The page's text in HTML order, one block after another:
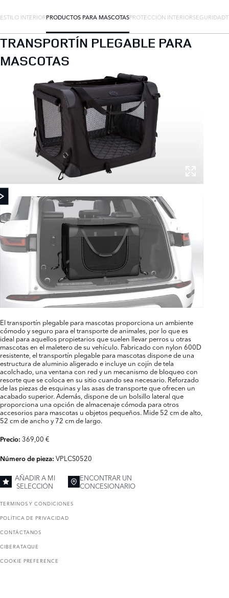
ESTILO INTERIORPRODUCTOS PARA MASCOTASPROTECCIÓN INTERIORSEGURIDAD
TRANSPORTÍN PLEGABLE PARA
MASCOTAS
El transportín plegable para mascotas proporciona un ambiente
cómodo y seguro para el transporte de animales, por lo que es
ideal para aquellos propietarios que suelen llevar perros u otras
mascotas en el maletero de su vehículo. Fabricado con nylon 600D
resistente, el transportín plegable para mascotas dispone de una
estructura de aluminio aligerado e incluye un cojín de tela
acolchado, una ventana con red y un mecanismo de bloqueo con
resorte que se coloca en su sitio cuando sea necesario. Reforzado
de las piezas de esquinas y las asas de transporte que ofrecen un
acabado superior. Además, dispone de un bolsillo lateral que
proporciona una opción de almacenaje cómoda para otros
accesorios para mascotas u objetos pequeños. Mide 52 cm de alto,
52 cm de ancho y 72 cm de largo.
Precio: 369,00 €
Número de pieza: VPLCS0520
AÑADIR A MI
SELECCIÓN
ENCONTRAR UN
CONCESIONARIO
TERMINOS Y CONDICIONES
POLÍTICA DE PRIVACIDAD
CONTÁCTANOS
CIBERATAQUE
COOKIE PREFERENCE